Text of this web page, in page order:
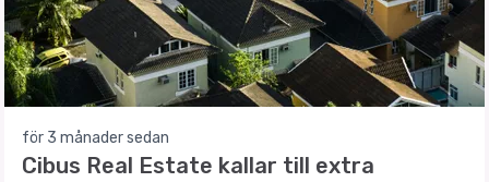
för 3 månader sedan
Cibus Real Estate kallar till extra